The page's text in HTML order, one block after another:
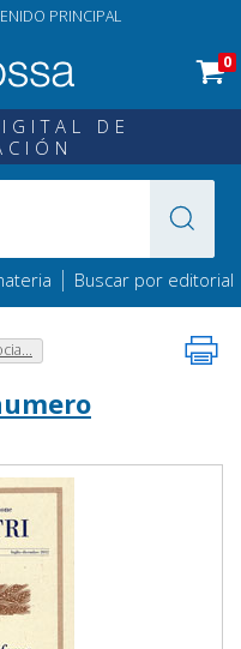
PRINCIPAL
0
DE
| Buscar por editorial